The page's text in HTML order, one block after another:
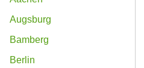
Augsburg
Bamberg
Berlin